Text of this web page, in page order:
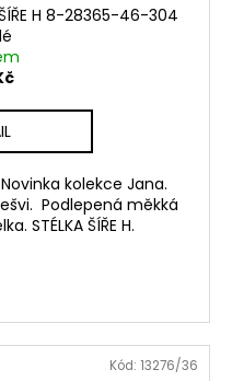
H 8-28365-46-304
kolekce Jana.
Podlepená měkká
STÉLKA ŠÍŘE H.
Kód: 13276/36